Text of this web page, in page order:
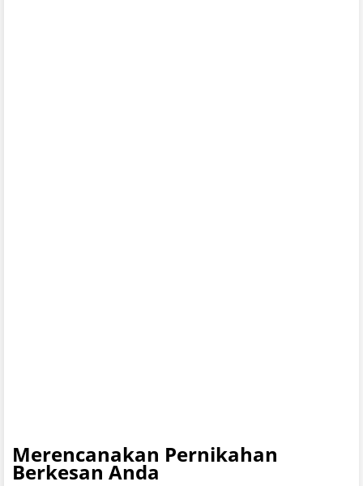
Merencanakan Pernikahan
Berkesan Anda